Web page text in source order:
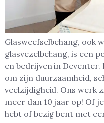
Glasweefselbehang, ook
glasvezelbehang, is een
en bedrijven in Deventer.
om zijn duurzaamheid,
veelzijdigheid. Ons werk
meer dan 10 jaar op! Of
hebt of bezig bent met